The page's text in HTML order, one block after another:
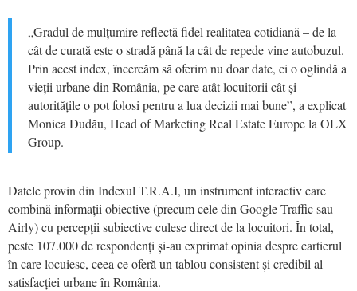
„Gradul de mulțumire reflectă fidel realitatea cotidiană – de la
cât de curată este o stradă până la cât de repede vine autobuzul.
Prin acest index, încercăm să oferim nu doar date, ci o oglindă a
vieții urbane din România, pe care atât locuitorii cât și
autoritățile o pot folosi pentru a lua decizii mai bune”, a explicat
Monica Dudău, Head of Marketing Real Estate Europe la OLX
Group.
Datele provin din Indexul T.R.A.I, un instrument interactiv care
combină informații obiective (precum cele din Google Traffic sau
Airly) cu percepții subiective culese direct de la locuitori. În total,
peste 107.000 de respondenți și-au exprimat opinia despre cartierul
în care locuiesc, ceea ce oferă un tablou consistent și credibil al
satisfacției urbane în România.